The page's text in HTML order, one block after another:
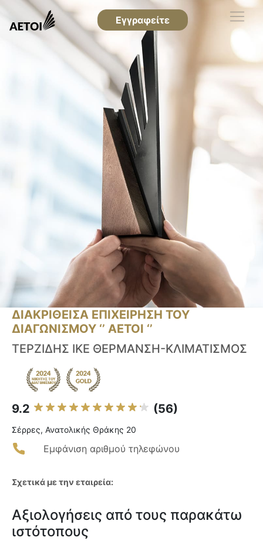
Εγγραφείτε
ΔΙΑΚΡΙΘΕΙΣΑ ΕΠΙΧΕΙΡΗΣΗ ΤΟΥ
ΔΙΑΓΩΝΙΣΜΟΥ ‘’ ΑΕΤΟΙ ‘’
ΤΕΡΖΙΔΗΣ ΙΚΕ ΘΕΡΜΑΝΣΗ-ΚΛΙΜΑΤΙΣΜΟΣ
9.2 (56)
Σέρρες, Ανατολικής Θράκης 20
Εμφάνιση αριθμού τηλεφώνου
Σχετικά με την εταιρεία:
Αξιολογήσεις από τους παρακάτω
ιστότοπους